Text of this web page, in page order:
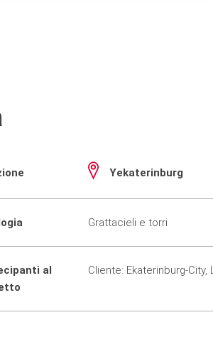
Yekaterinburg
Grattacieli e torri
al
Cliente: Ekaterinburg-City,